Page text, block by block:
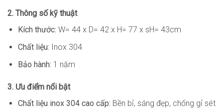
2. Thông số kỹ thuật
Kích thước: W= 44 x D= 42 x H= 77 x sH= 43cm
Chất liệu: Inox 304
Bảo hành: 1 năm
3. Ưu điểm nổi bật
Chất liệu inox 304 cao cấp: Bền bỉ, sáng đẹp, chống gỉ sét